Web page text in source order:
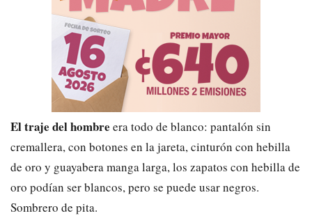
El traje del hombre era todo de blanco: pantalón sin
cremallera, con botones en la jareta, cinturón con hebilla
de oro y guayabera manga larga, los zapatos con hebilla de
oro podían ser blancos, pero se puede usar negros.
Sombrero de pita.